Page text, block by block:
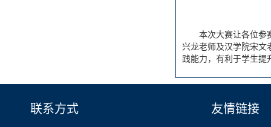
本次大赛让各位参
兴龙老师及汉学院宋文
践能力，有利于学生提
联系方式 友情链接